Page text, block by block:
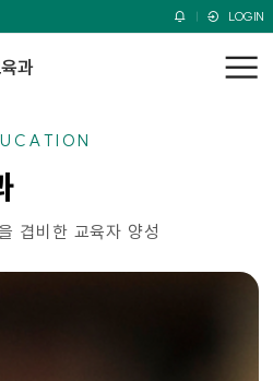
바로가기
뉴 바로가기 LOGIN
과
전
겹비한 교육자 양성